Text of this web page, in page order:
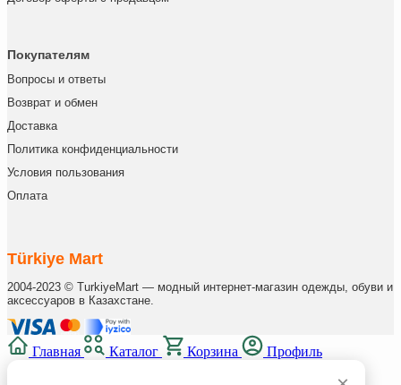
Покупателям
Вопросы и ответы
Возврат и обмен
Доставка
Политика конфиденциальности
Условия пользования
Оплата
Türkiye Mart
2004-2023 © TurkiyeMart — модный интернет-магазин одежды, обуви и
аксессуаров в Казахстане.
Главная Каталог Корзина Профиль